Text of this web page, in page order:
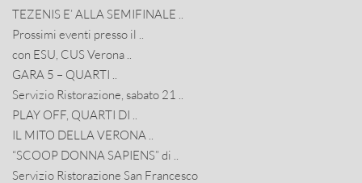
TEZENIS E’ ALLA SEMIFINALE ..
Prossimi eventi presso il ..
con ESU, CUS Verona ..
GARA 5 – QUARTI ..
Servizio Ristorazione, sabato 21 ..
PLAY OFF, QUARTI DI ..
IL MITO DELLA VERONA ..
“SCOOP DONNA SAPIENS” di ..
Servizio Ristorazione San Francesco